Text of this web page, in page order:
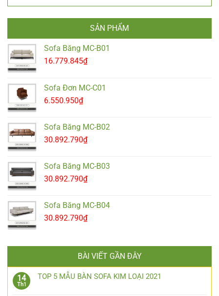
SẢN PHẨM
Sofa Băng MC-B01
16.779.845₫
Sofa Đơn MC-C01
6.550.950₫
Sofa Băng MC-B02
30.892.790₫
Sofa Băng MC-B03
30.892.790₫
Sofa Băng MC-B04
30.892.790₫
BÀI VIẾT GẦN ĐÂY
14
Th1
TOP 5 MẪU BÀN SOFA KIM LOẠI 2021